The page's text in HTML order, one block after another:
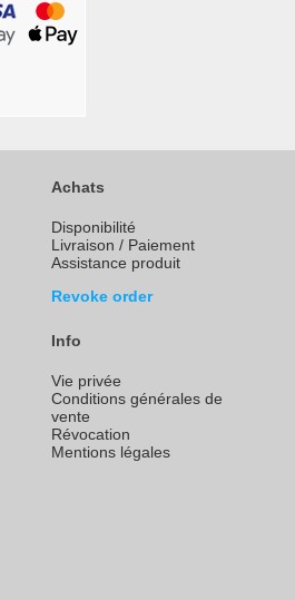
Achats
Disponibilité
Livraison / Paiement
Assistance produit
Revoke order
Info
Vie privée
Conditions générales de
vente
Révocation
Mentions légales